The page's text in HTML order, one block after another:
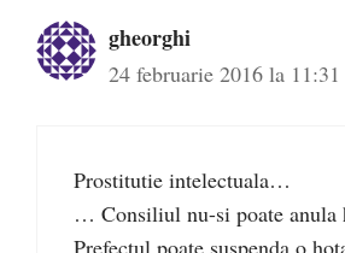
gheorghi
24 februarie 2016 la
Prostitutie intelectuala…
… Consiliul nu-si poate anula